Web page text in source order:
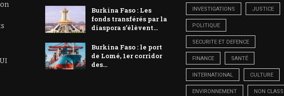
Burkina Faso : Les
fonds transférés par la
diaspora s’élèvent...
Burkina Faso : le port
de Lomé, 1er corridor
des...
INVESTIGATIONS JUSTICE
POLITIQUE
SECURITE ET DEFENCE
FINANCE SANTÉ
INTERNATIONAL CULTURE
ENVIRONNEMENT NON